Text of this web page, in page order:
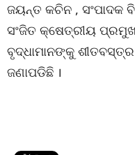
ଜୟନ୍ତ କଚିନ , ସଂପାଦକ
ସଂଜିତ କ୍ଷେତ୍ରୀୟ
ବୃଦ୍ଧାମାନଙ୍କୁ
ଜଣାପଡିଛି ।